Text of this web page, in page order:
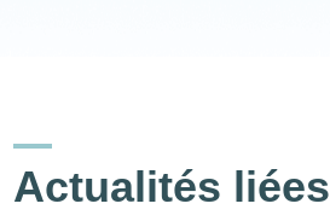
Actualités liées